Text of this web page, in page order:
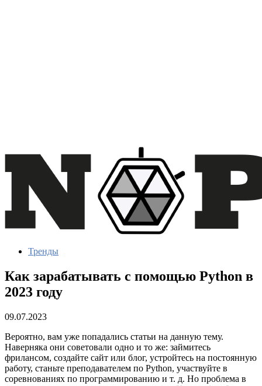
Тренды
Как зарабатывать с помощью Python в
2023 году
09.07.2023
Вероятно, вам уже попадались статьи на данную тему.
Наверняка они советовали одно и то же: займитесь
фрилансом, создайте сайт или блог, устройтесь на постоянную
работу, станьте преподавателем по Python, участвуйте в
соревнованиях по программированию и т. д. Но проблема в